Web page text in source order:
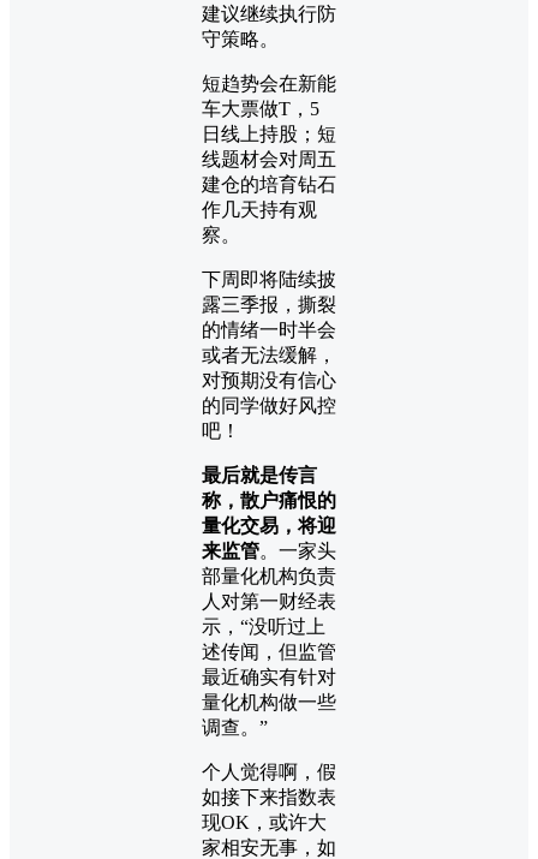
建议继续执行防
守策略。
短趋势会在新能
车大票做T，5
日线上持股；短
线题材会对周五
建仓的培育钻石
作几天持有观
察。
下周即将陆续披
露三季报，撕裂
的情绪一时半会
或者无法缓解，
对预期没有信心
的同学做好风控
吧！
最后就是传言
称，散户痛恨的
量化交易，将迎
来监管。一家头
部量化机构负责
人对第一财经表
示，“没听过上
述传闻，但监管
最近确实有针对
量化机构做一些
调查。”
个人觉得啊，假
如接下来指数表
现OK，或许大
家相安无事，如